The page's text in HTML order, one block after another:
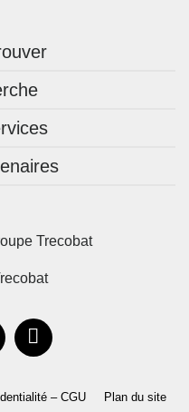
Loire
proche!Trecobat
– CGU Plan du site